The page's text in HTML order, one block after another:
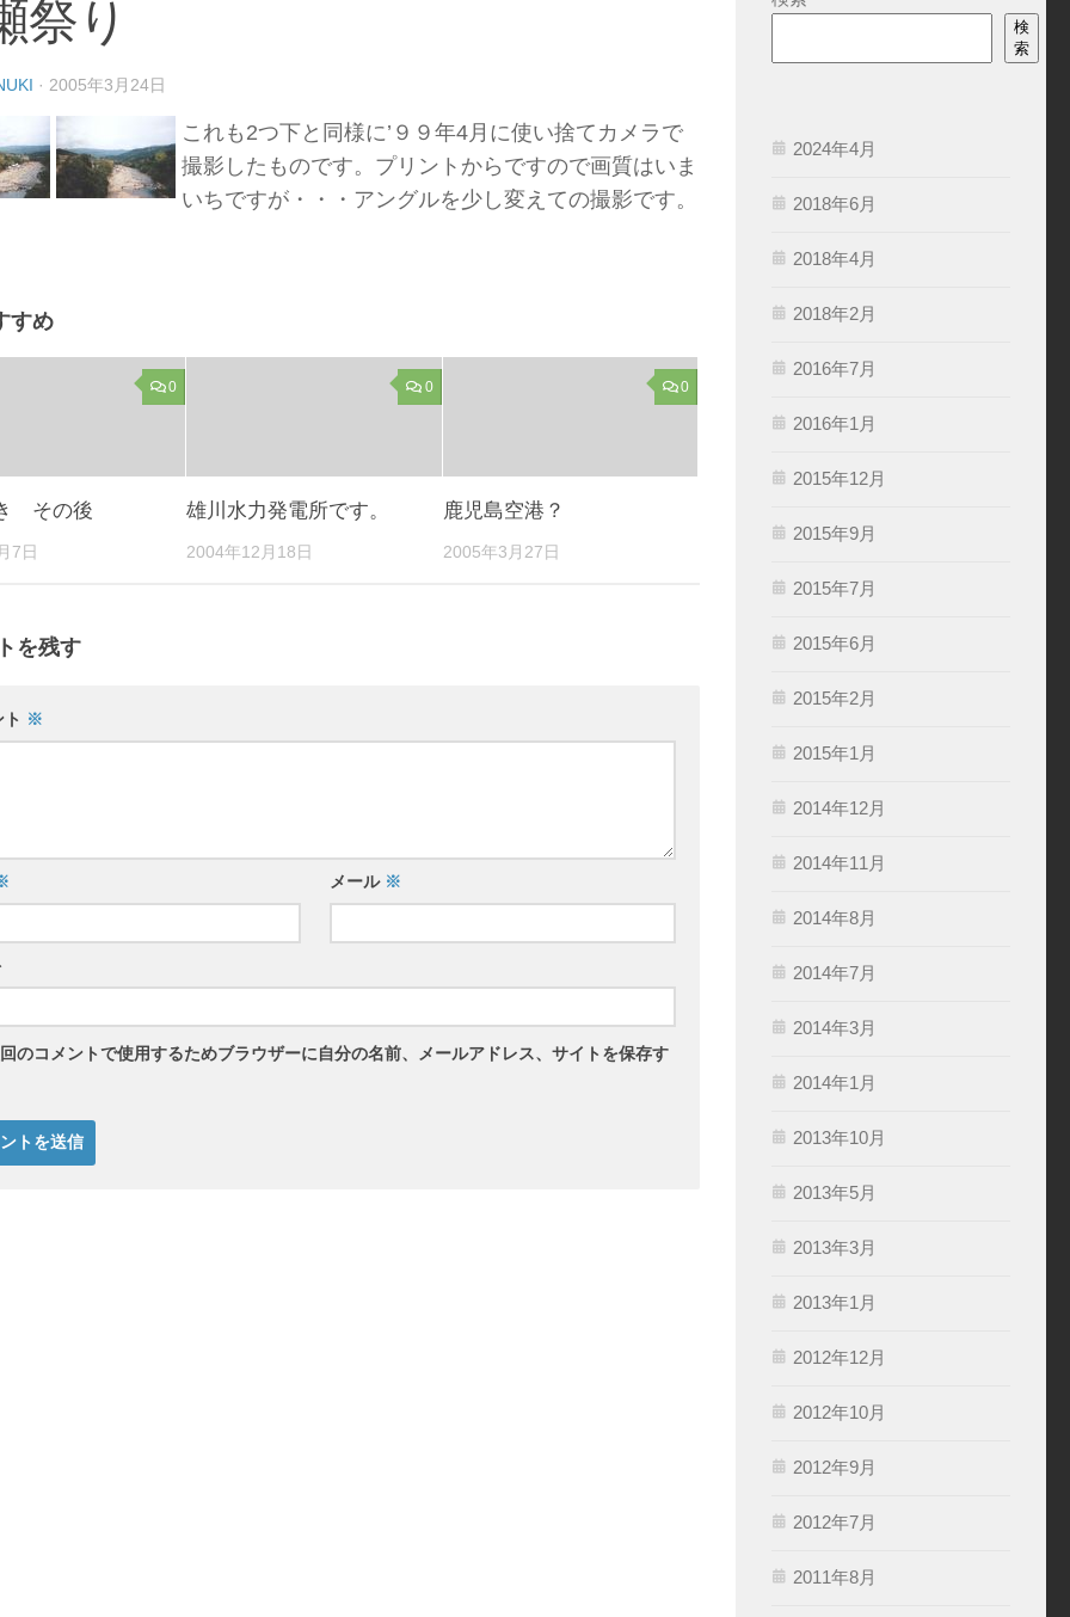
祭り
· 2005年3月24日
これも2つ下と同様に’９９年4月に使い捨てカメラで
撮影したものです。プリントからですので画質はいま
いちですが・・・アングルを少し変えての撮影です。
すめ
0
その後
7日
0
雄川水力発電所です。
2004年12月18日
0
鹿児島空港？
2005年3月27日
を残す
※
メール ※
のコメントで使用するためブラウザーに自分の名前、メールアドレス、サイトを保存す
検
索
2024年4月
2018年6月
2018年4月
2018年2月
2016年7月
2016年1月
2015年12月
2015年9月
2015年7月
2015年6月
2015年2月
2015年1月
2014年12月
2014年11月
2014年8月
2014年7月
2014年3月
2014年1月
2013年10月
2013年5月
2013年3月
2013年1月
2012年12月
2012年10月
2012年9月
2012年7月
2011年8月